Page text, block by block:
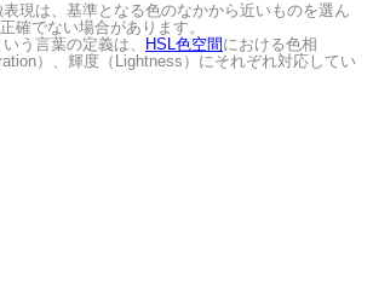
現は、基準となる色のなかから近いものを選ん
確でない場合があります。
う言葉の定義は、
HSL色空間 における色相
）、輝度（Lightness）にそれぞれ対応してい